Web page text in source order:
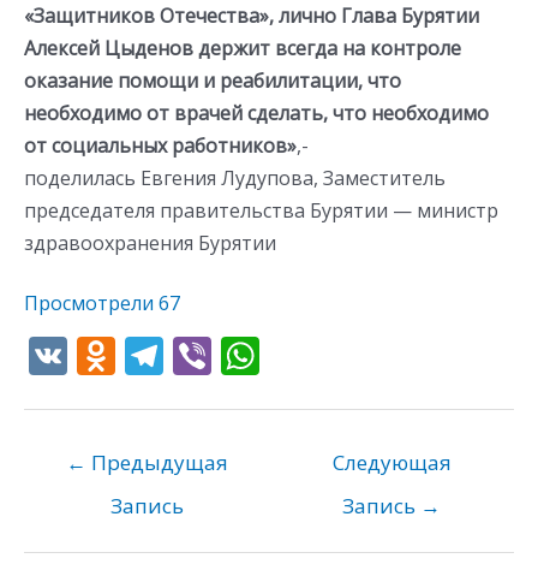
«Защитников Отечества», лично Глава Бурятии
Алексей Цыденов держит всегда на контроле
оказание помощи и реабилитации, что
необходимо от врачей сделать, что необходимо
от социальных работников»,-
поделилась Евгения Лудупова, Заместитель
председателя правительства Бурятии — министр
здравоохранения Бурятии
Просмотрели 67
V O
o
kl
as
T
gr
a
m
Vi
p
← Предыдущая
Запись
Следующая
Запись →